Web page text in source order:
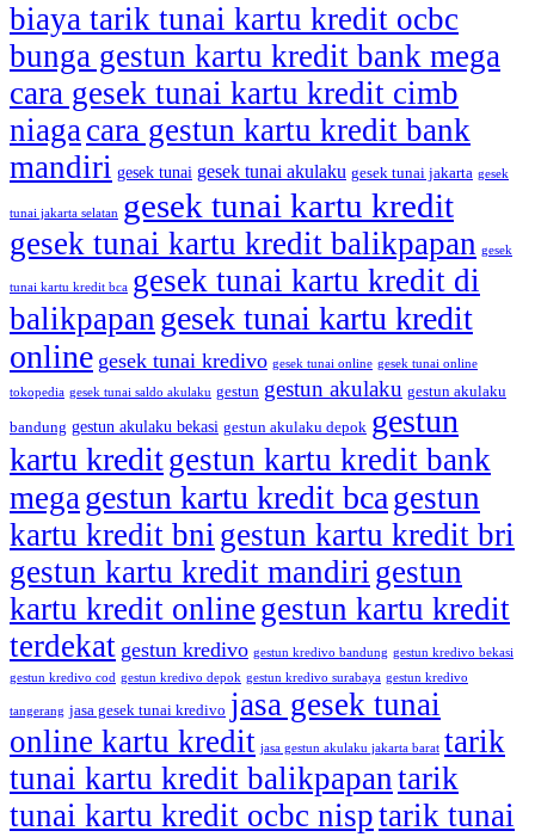
biaya tarik tunai kartu kredit ocbc
bunga gestun kartu kredit bank mega
cara gesek tunai kartu kredit cimb
niagacara gestun kartu kredit bank
mandiri gesek tunai gesek tunai akulaku gesek tunai jakarta gesek
tunai jakarta selatan gesek tunai kartu kredit
gesek tunai kartu kredit balikpapan gesek
tunai kartu kredit bca gesek tunai kartu kredit di
balikpapan gesek tunai kartu kredit
online gesek tunai kredivo gesek tunai online gesek tunai online
tokopedia gesek tunai saldo akulaku gestun gestun akulaku gestun akulaku
bandung gestun akulaku bekasi gestun akulaku depok gestun
kartu kreditgestun kartu kredit bank
megagestun kartu kredit bcagestun
kartu kredit bni gestun kartu kredit bri
gestun kartu kredit mandiri gestun
kartu kredit online gestun kartu kredit
terdekat gestun kredivo gestun kredivo bandung gestun kredivo bekasi
gestun kredivo cod gestun kredivo depok gestun kredivo surabaya gestun kredivo
tangerang jasa gesek tunai kredivo jasa gesek tunai
online kartu kredit jasa gestun akulaku jakarta barat tarik
tunai kartu kredit balikpapantarik
tunai kartu kredit ocbc nisptarik tunai